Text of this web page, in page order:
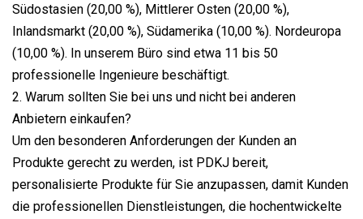
Südostasien (20,00 %), Mittlerer Osten (20,00 %),
Inlandsmarkt (20,00 %), Südamerika (10,00 %). Nordeuropa
(10,00 %). In unserem Büro sind etwa 11 bis 50
professionelle Ingenieure beschäftigt.
2. Warum sollten Sie bei uns und nicht bei anderen
Anbietern einkaufen?
Um den besonderen Anforderungen der Kunden an
Produkte gerecht zu werden, ist PDKJ bereit,
personalisierte Produkte für Sie anzupassen, damit Kunden
die professionellen Dienstleistungen, die hochentwickelte